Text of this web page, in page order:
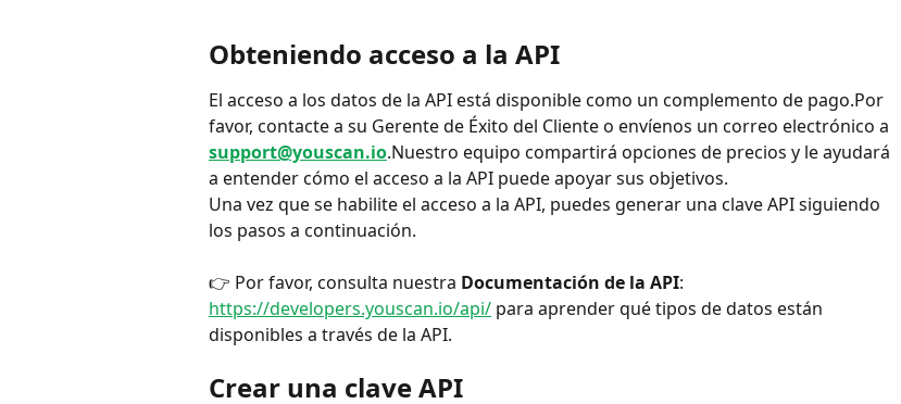
Obteniendo acceso a la API
El acceso a los datos de la API está disponible como un complemento de pago.Por
favor, contacte a su Gerente de Éxito del Cliente o envíenos un correo electrónico a
support@youscan.io.Nuestro equipo compartirá opciones de precios y le ayudará
a entender cómo el acceso a la API puede apoyar sus objetivos.
Una vez que se habilite el acceso a la API, puedes generar una clave API siguiendo
los pasos a continuación.
👉 Por favor, consulta nuestra Documentación de la API:
https://developers.youscan.io/api/ para aprender qué tipos de datos están
disponibles a través de la API.
Crear una clave API